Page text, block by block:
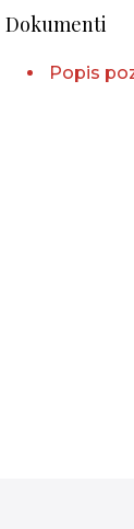
Dokumenti
Popis